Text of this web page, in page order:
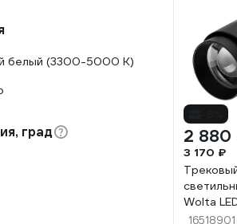
белый (3300-5000 К)
град 2 880
3 170 ₽
Wolta
2000Лм
16518901